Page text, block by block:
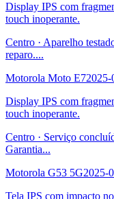
Display IPS com
touch inoperante.
Centro · Aparelho
reparo....
Motorola Moto E72025-
Display IPS com
touch inoperante.
Centro · Serviço
Garantia...
Motorola G53 5G2025-
Tela IPS com impacto